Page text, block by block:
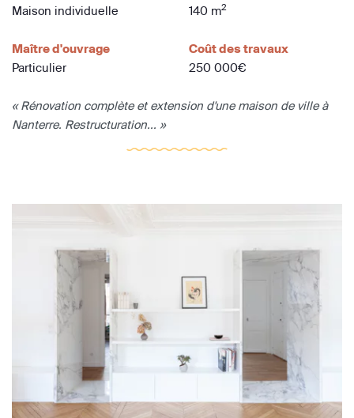
Maison individuelle
140 m2
Maître d'ouvrage
Particulier
Coût des travaux
250 000€
« Rénovation complète et extension d'une maison de ville à
Nanterre. Restructuration... »